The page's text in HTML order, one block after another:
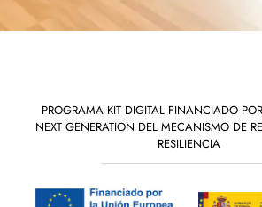
PROGRAMA KIT DIGITAL FINANCIADO
NEXT GENERATION DEL MECANISMO DE
RESILIENCIA